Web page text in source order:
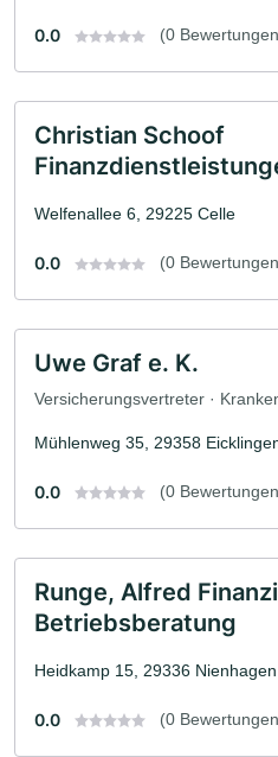
0.0 (0
Christian Schoof
Welfenallee 6, 29225 Celle
0.0 (0
Uwe Graf e. K.
Versicherungsvertreter ·
Mühlenweg 35, 29358
0.0 (0
Runge, Alfred
Betriebsberatung
Heidkamp 15, 29336 Nienhagen
0.0 (0